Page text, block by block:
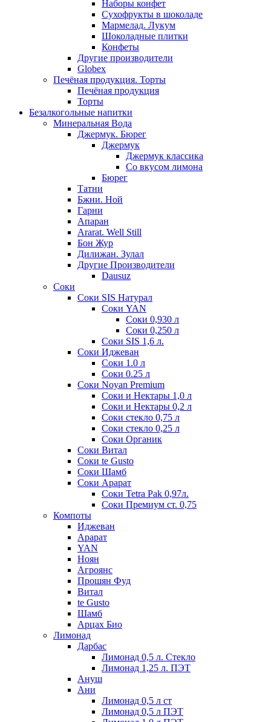
Наборы конфет
Сухофрукты в шоколаде
Мармелад. Лукум
Шоколадные плитки
Конфеты
Другие производители
Globex
Печёная продукция. Торты
Печёная продукция
Торты
Безалкогольные напитки
Минеральная Вода
Джермук. Бюрег
Джермук
Джермук классика
Со вкусом лимона
Бюрег
Татни
Бжни. Ной
Гарни
Апаран
Ararat. Well Still
Бон Жур
Дилижан. Зулал
Другие Производители
Dausuz
Соки
Соки SIS Натурал
Соки YAN
Соки 0,930 л
Соки 0,250 л
Соки SIS 1,6 л.
Соки Иджеван
Соки 1.0 л
Соки 0.25 л
Соки Noyan Premium
Соки и Нектары 1,0 л
Соки и Нектары 0,2 л
Соки стекло 0,75 л
Соки стекло 0,25 л
Соки Органик
Соки Витал
Соки te Gusto
Соки Шамб
Соки Арарат
Соки Tetra Pak 0,97л.
Соки Премиум ст. 0,75
Компоты
Иджеван
Арарат
YAN
Ноян
Агроянс
Прошян Фуд
Витал
te Gusto
Шамб
Арцах Био
Лимонад
Дарбас
Лимонад 0,5 л. Стекло
Лимонад 1,25 л. ПЭТ
Ануш
Ани
Лимонад 0,5 л ст
Лимонад 0,5 л ПЭТ